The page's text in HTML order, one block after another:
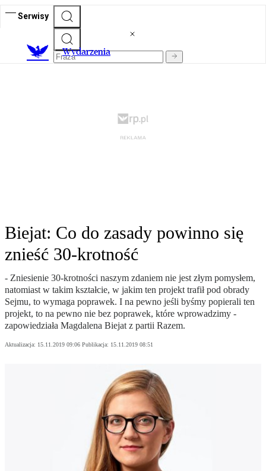
Serwisy
Wydarzenia
Biejat: Co do zasady powinno się
znieść 30-krotność
- Zniesienie 30-krotności naszym zdaniem nie jest złym pomysłem,
natomiast w takim kształcie, w jakim ten projekt trafił pod obrady
Sejmu, to wymaga poprawek. I na pewno jeśli byśmy popierali ten
projekt, to na pewno nie bez poprawek, które wprowadzimy -
zapowiedziała Magdalena Biejat z partii Razem.
Aktualizacja: 15.11.2019 09:06 Publikacja: 15.11.2019 08:51